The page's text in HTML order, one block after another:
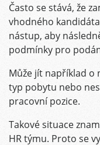
Často se stává, že
vhodného
nástup, aby
podmínky pro
Může jít například o
typ pobytu nebo
pracovní pozice.
Takové situace
HR týmu. Proto se